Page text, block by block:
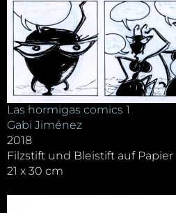
Las hormigas comics 1
Gabi Jiménez
2018
Filzstift und Bleistift auf Papier
21 x 30 cm